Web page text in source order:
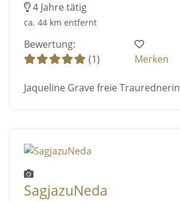
4 Jahre tätig
ca. 44 km entfernt
Bewertung:
(1)
Merken
Jaqueline Grave freie Traurednerin
SagjazuNeda